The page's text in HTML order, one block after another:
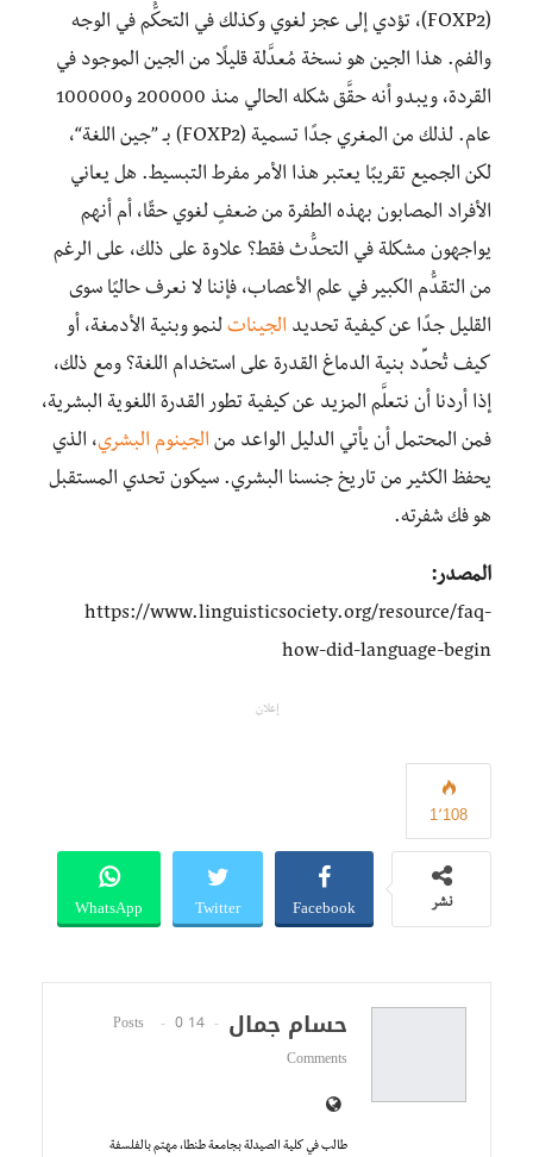
(FOXP2)، تؤدي إلى عجز لغوي وكذلك في التحكُّم في الوجه
والفم. هذا الجين هو نسخة مُعدَّلة قليلًا من الجين الموجود في
القردة، ويبدو أنه حقَّق شكله الحالي منذ 200000 و100000
عام. لذلك من المغري جدًا تسمية (FOXP2) بـ ”جين اللغة“،
لكن الجميع تقريبًا يعتبر هذا الأمر مفرط التبسيط. هل يعاني
الأفراد المصابون بهذه الطفرة من ضعفٍ لغوي حقًا، أم أنهم
يواجهون مشكلة في التحدُّث فقط؟ علاوة على ذلك، على الرغم
من التقدُّم الكبير في علم الأعصاب، فإننا لا نعرف حاليًا سوى
القليل جدًا عن كيفية تحديد الجينات لنمو وبنية الأدمغة، أو
كيف تُحدِّد بنية الدماغ القدرة على استخدام اللغة؟ ومع ذلك،
إذا أردنا أن نتعلَّم المزيد عن كيفية تطور القدرة اللغوية البشرية،
فمن المحتمل أن يأتي الدليل الواعد من الجينوم البشري، الذي
يحفظ الكثير من تاريخ جنسنا البشري. سيكون تحدي المستقبل
هو فك شفرته.
المصدر:
https://www.linguisticsociety.org/resource/faq-
how-did-language-begin
إعلان
1٬108
نشر Facebook
Twitter
WhatsApp
حسام جمال 14 Posts
0
Comments
طالب في كلية الصيدلة بجامعة طنطا، مهتم بالفلسفة